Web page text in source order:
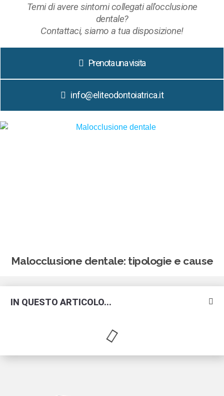
Temi di avere sintomi collegati all'occlusione
dentale?
Contattaci, siamo a tua disposizione!
Prenota una visita
info@eliteodontoiatrica.it
Malocclusione dentale: tipologie e cause
IN QUESTO ARTICOLO...